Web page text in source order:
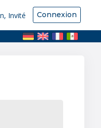
Invité Connexion